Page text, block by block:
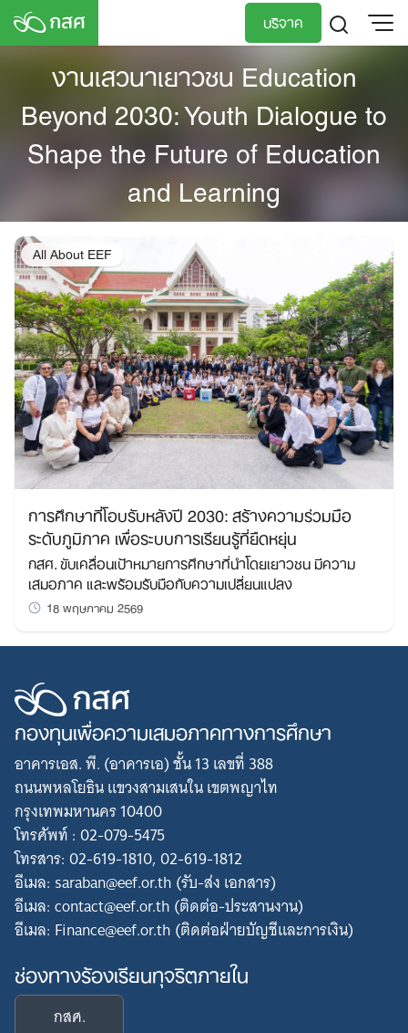
Skip
content
บริจาค
TH
งานเสวนาเยาวชน Education
Beyond 2030: Youth Dialogue to
Shape the Future of Education
and Learning
All About EEF
การศึกษาที่โอบรับหลังปี 2030: สร้างความร่วมมือ
ระดับภูมิภาค เพื่อระบบการเรียนรู้ที่ยืดหยุ่น
กสศ. ขับเคลื่อนเป้าหมายการศึกษาที่นำโดยเยาวชน มีความ
เสมอภาค และพร้อมรับมือกับความเปลี่ยนแปลง
18 พฤษภาคม 2569
กองทุนเพื่อความเสมอภาคทางการศึกษา
อาคารเอส. พี. (อาคารเอ) ชั้น 13 เลขที่ 388
ถนนพหลโยธิน แขวงสามเสนใน เขตพญาไท
กรุงเทพมหานคร 10400
โทรศัพท์ : 02-079-5475
โทรสาร: 02-619-1810, 02-619-1812
อีเมล: saraban@eef.or.th (รับ-ส่ง เอกสาร)
อีเมล: contact@eef.or.th (ติดต่อ-ประสานงาน)
อีเมล: Finance@eef.or.th (ติดต่อฝ่ายบัญชีและการเงิน)
ช่องทางร้องเรียนทุจริตภายใน
กสศ.